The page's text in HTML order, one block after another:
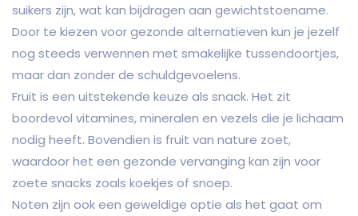
suikers zijn, wat kan bijdragen aan gewichtstoename.
Door te kiezen voor gezonde alternatieven kun je jezelf
nog steeds verwennen met smakelijke tussendoortjes,
maar dan zonder de schuldgevoelens.
Fruit is een uitstekende keuze als snack. Het zit
boordevol vitamines, mineralen en vezels die je lichaam
nodig heeft. Bovendien is fruit van nature zoet,
waardoor het een gezonde vervanging kan zijn voor
zoete snacks zoals koekjes of snoep.
Noten zijn ook een geweldige optie als het gaat om